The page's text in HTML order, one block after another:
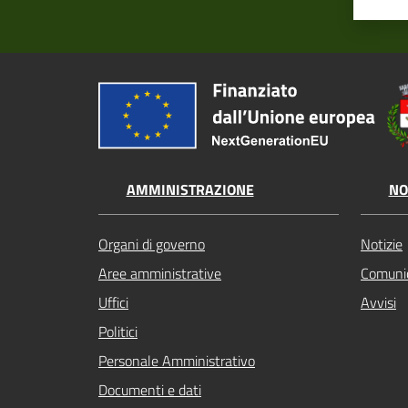
AMMINISTRAZIONE
Organi di governo
Aree amministrative
Uffici
Politici
Personale Amministrativo
Documenti e dati
Notizie
Avvisi